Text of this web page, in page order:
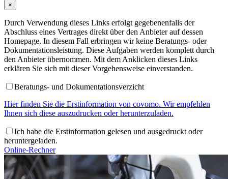
×
Durch Verwendung dieses Links erfolgt gegebenenfalls der
Abschluss eines Vertrages direkt über den Anbieter auf dessen
Homepage. In diesem Fall erbringen wir keine Beratungs- oder
Dokumentationsleistung. Diese Aufgaben werden komplett durch
den Anbieter übernommen. Mit dem Anklicken dieses Links
erklären Sie sich mit dieser Vorgehensweise einverstanden.
Beratungs- und Dokumentationsverzicht
Hier finden Sie die Erstinformation von covomo. Wir empfehlen
Ihnen sich diese auszudrucken oder herunterzuladen.
Ich habe die Erstinformation gelesen und ausgedruckt oder
heruntergeladen.
Online-Rechner